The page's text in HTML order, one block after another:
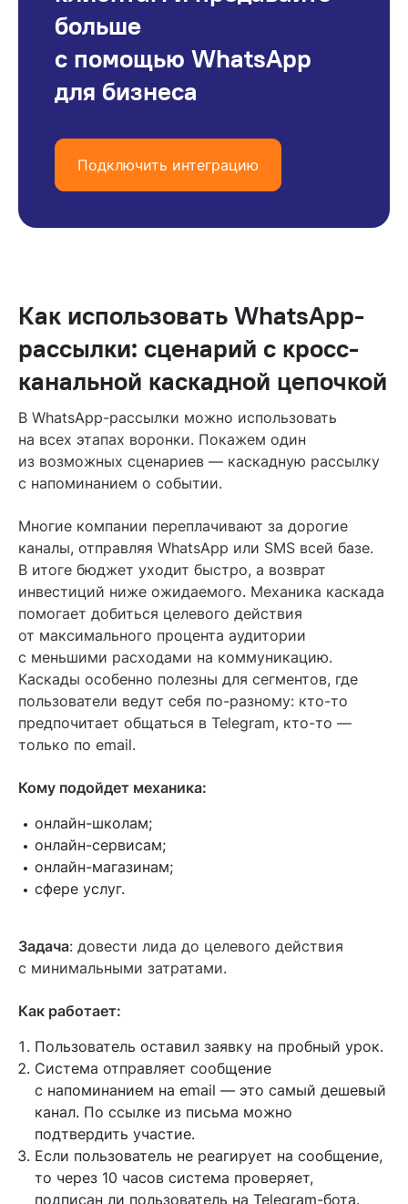
больше
с помощью WhatsApp
для бизнеса
Подключить интеграцию
Как использовать WhatsApp-
рассылки: сценарий с кросс-
канальной каскадной цепочкой
В WhatsApp-рассылки можно использовать
на всех этапах воронки. Покажем один
из возможных сценариев — каскадную рассылку
с напоминанием о событии.
Многие компании переплачивают за дорогие
каналы, отправляя WhatsApp или SMS всей базе.
В итоге бюджет уходит быстро, а возврат
инвестиций ниже ожидаемого. Механика каскада
помогает добиться целевого действия
от максимального процента аудитории
с меньшими расходами на коммуникацию.
Каскады особенно полезны для сегментов, где
пользователи ведут себя по-разному: кто-то
предпочитает общаться в Telegram, кто-то —
только по email.
Кому подойдет механика:
онлайн-школам;
онлайн-сервисам;
онлайн-магазинам;
сфере услуг.
Задача: довести лида до целевого действия
с минимальными затратами.
Как работает:
Пользователь оставил заявку на пробный урок.
Система отправляет сообщение
с напоминанием на email — это самый дешевый
канал. По ссылке из письма можно
подтвердить участие.
Если пользователь не реагирует на сообщение,
то через 10 часов система проверяет,
подписан ли пользователь на Telegram-бота.